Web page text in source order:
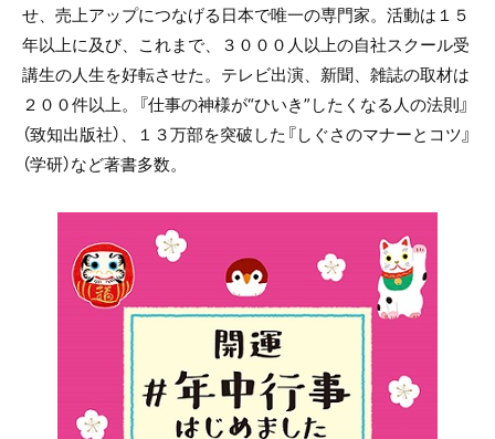
せ、売上アップにつなげる日本で唯一の専門家。活動は１５
年以上に及び、これまで、３０００人以上の自社スクール受
講生の人生を好転させた。テレビ出演、新聞、雑誌の取材は
２００件以上。『仕事の神様が“ひいき”したくなる人の法則』
（致知出版社）、１３万部を突破した『しぐさのマナーとコツ』
（学研）など著書多数。